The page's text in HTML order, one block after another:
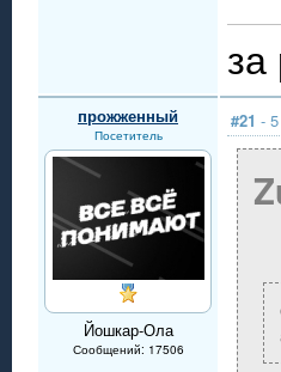
за
прожженный
Посетитель
Йошкар-Ола
Сообщений: 17506
#21 -